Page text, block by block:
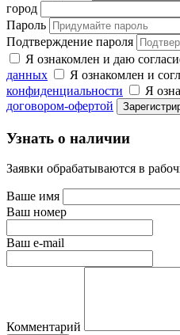
город
Пароль
Подтверждение пароля
Я ознакомлен и даю
данных
Я ознакомлен и
конфиденциальности
Я
договором-офертой
Узнать о наличии
Заявки обрабатываются в
Ваше имя
Ваш номер
Ваш e-mail
Комментарий